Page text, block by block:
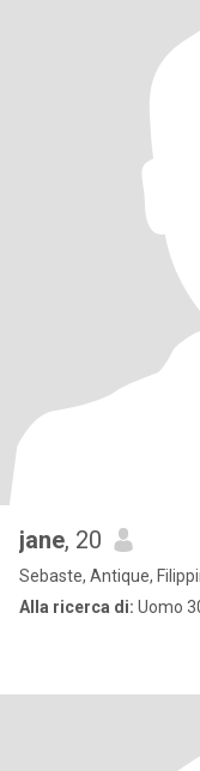
jane, 20
Sebaste, Antique,
Alla ricerca di: Uomo